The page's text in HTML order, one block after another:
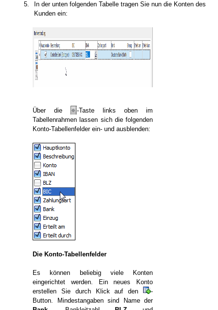
5.
In der unten folgenden Tabelle tragen Sie nun die Konten des
Kunden ein:
Über die
-Taste links oben im
Tabellenrahmen lassen sich die folgenden
Konto-Tabellenfelder ein- und ausblenden:
Die Konto-Tabellenfelder
Es können beliebig viele Konten
eingerichtet werden. Ein neues Konto
erstellen Sie durch Klick auf den
-
Button. Mindestangaben sind Name der